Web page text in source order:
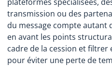
transmission ou des
du message compte autant
en avant les points
cadre de la cession et
pour éviter une perte de